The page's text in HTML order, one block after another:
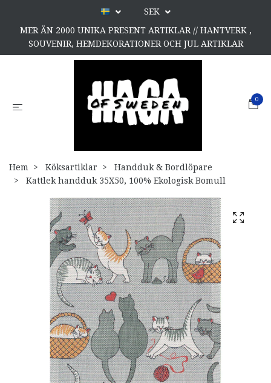
SEK
MER ÄN 2000 UNIKA PRESENT ARTIKLAR // HANTVERK ,
SOUVENIR, HEMDEKORATIONER OCH JUL ARTIKLAR
0
Hem Köksartiklar
Handduk & Bordlöpare
Kattlek handduk 35X50, 100% Ekologisk Bomull